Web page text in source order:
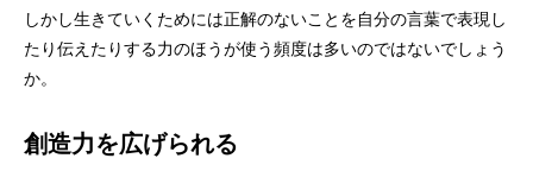
しかし生きていくためには正解のないことを自分の言葉で表現し
たり伝えたりする力のほうが使う頻度は多いのではないでしょう
か。
創造力を広げられる